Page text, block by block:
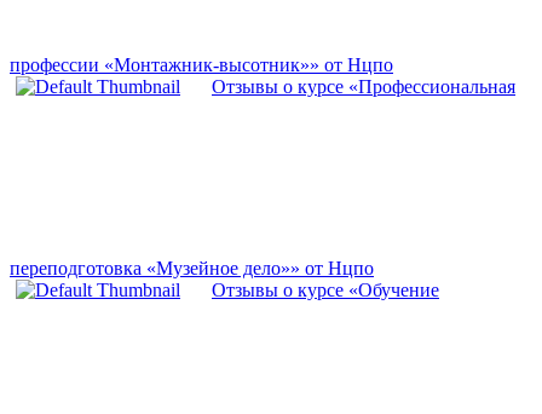
профессии «Монтажник-высотник»» от Нцпо
Отзывы о курсе «Профессиональная
переподготовка «Музейное дело»» от Нцпо
Отзывы о курсе «Обучение